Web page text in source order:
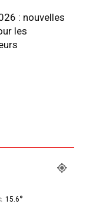
: nouvelles
les
15.6°